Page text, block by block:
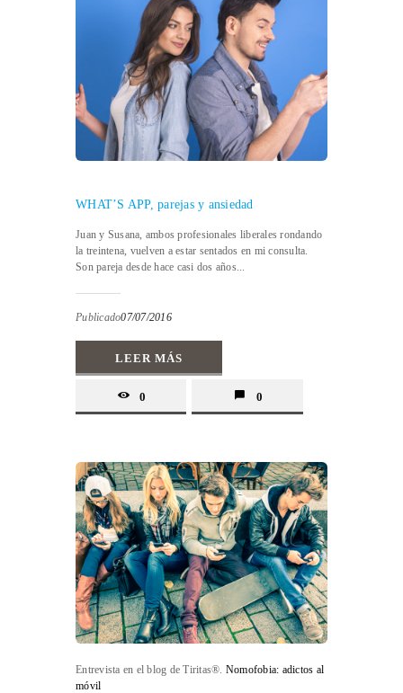
WHAT’S APP, parejas y ansiedad
Juan y Susana, ambos profesionales liberales rondando
la treintena, vuelven a estar sentados en mi consulta.
Son pareja desde hace casi dos años...
Publicado07/07/2016
LEER MÁS
0 0
Entrevista en el blog de Tiritas®. Nomofobia: adictos al
móvil